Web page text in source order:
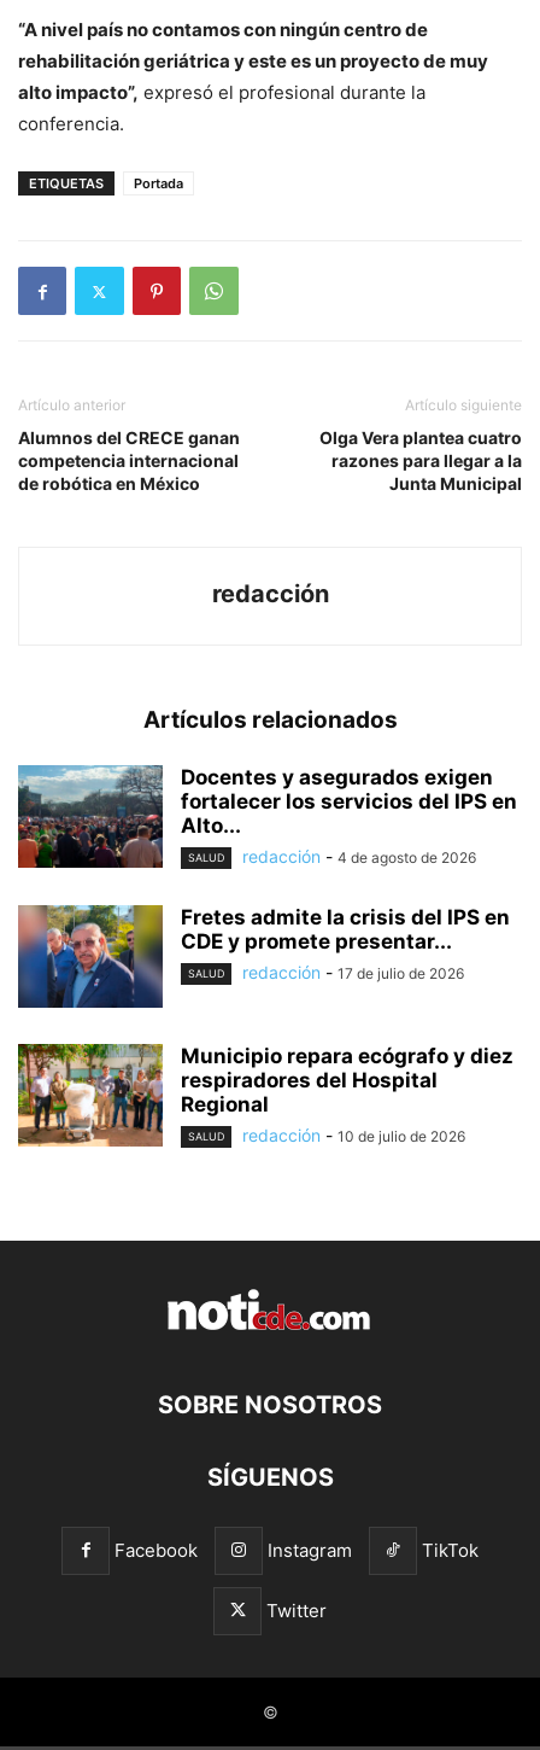
“A nivel país no contamos con ningún centro de
rehabilitación geriátrica y este es un proyecto de muy
alto impacto”, expresó el profesional durante la
conferencia.
ETIQUETAS Portada
Artículo anterior
Alumnos del CRECE ganan
competencia internacional
de robótica en México
Artículo siguiente
Olga Vera plantea cuatro
razones para llegar a la
Junta Municipal
redacción
Artículos relacionados
Docentes y asegurados exigen
fortalecer los servicios del IPS en
Alto...
SALUD redacción - 4 de agosto de 2026
Fretes admite la crisis del IPS en
CDE y promete presentar...
SALUD redacción - 17 de julio de 2026
Municipio repara ecógrafo y diez
respiradores del Hospital
Regional
SALUD redacción - 10 de julio de 2026
SOBRE NOSOTROS
SÍGUENOS
Facebook Instagram TikTok
Twitter
©